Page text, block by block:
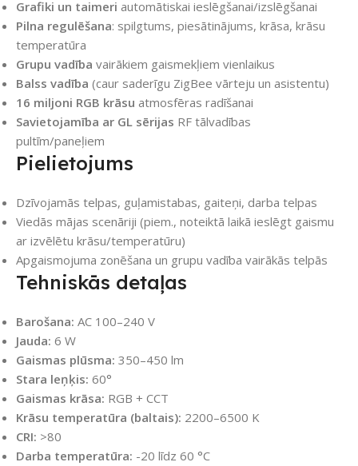
Grafiki un taimeri automātiskai ieslēgšanai/izslēgšanai
Pilna regulēšana: spilgtums, piesātinājums, krāsa, krāsu
temperatūra
Grupu vadība vairākiem gaismekļiem vienlaikus
Balss vadība (caur saderīgu ZigBee vārteju un asistentu)
16 miljoni RGB krāsu atmosfēras radīšanai
Savietojamība ar GL sērijas RF tālvadības
pultīm/paneļiem
Pielietojums
Dzīvojamās telpas, guļamistabas, gaiteņi, darba telpas
Viedās mājas scenāriji (piem., noteiktā laikā ieslēgt gaismu
ar izvēlētu krāsu/temperatūru)
Apgaismojuma zonēšana un grupu vadība vairākās telpās
Tehniskās detaļas
Barošana: AC 100–240 V
Jauda: 6 W
Gaismas plūsma: 350–450 lm
Stara leņķis: 60°
Gaismas krāsa: RGB + CCT
Krāsu temperatūra (baltais): 2200–6500 K
CRI: >80
Darba temperatūra: -20 līdz 60 °C